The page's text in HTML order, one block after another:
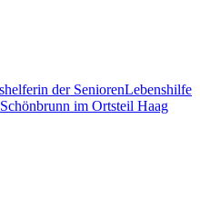
der SeniorenLebenshilfe
im Ortsteil Haag